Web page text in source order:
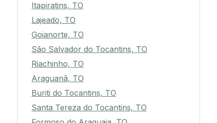
Itapiratins, TO
Lajeado, TO
Goianorte, TO
São Salvador do Tocantins, TO
Riachinho, TO
Araguanã, TO
Buriti do Tocantins, TO
Santa Tereza do Tocantins, TO